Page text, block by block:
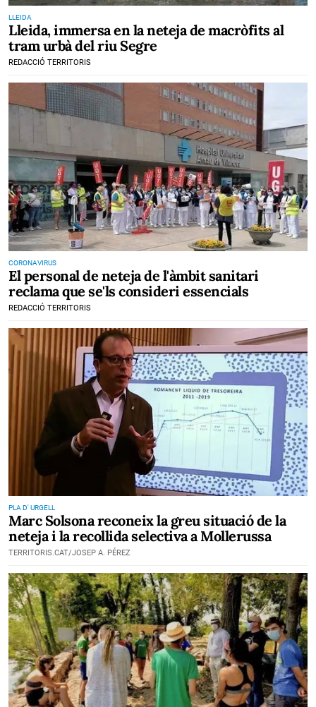
LLEIDA
Lleida, immersa en la neteja de macròfits al
tram urbà del riu Segre
REDACCIÓ TERRITORIS
CORONAVIRUS
El personal de neteja de l'àmbit sanitari
reclama que se'ls consideri essencials
REDACCIÓ TERRITORIS
PLA D' URGELL
Marc Solsona reconeix la greu situació de la
neteja i la recollida selectiva a Mollerussa
TERRITORIS.CAT/JOSEP A. PÉREZ